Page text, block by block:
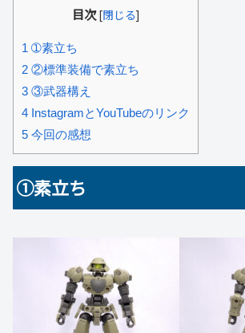
目次 [閉じる]
1 ➀素立ち
2 ②標準装備で素立ち
3 ③武器構え
4 InstagramとYouTubeのリンク
5 今回の感想
➀素立ち